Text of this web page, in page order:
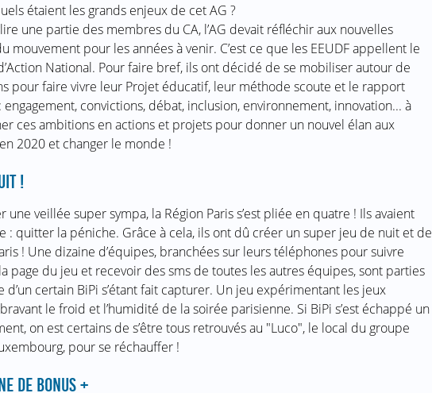
étaient les grands enjeux de cet AG ?
une partie des membres du CA, l’AG devait réfléchir aux nouvelles
mouvement pour les années à venir. C’est ce que les EEUDF appellent le
National. Pour faire bref, ils ont décidé de se mobiliser autour de
pour faire vivre leur Projet éducatif, leur méthode scoute et le rapport
engagement, convictions, débat, inclusion, environnement, innovation... à
ces ambitions en actions et projets pour donner un nouvel élan aux
2020 et changer le monde !
!
une veillée super sympa, la Région Paris s’est pliée en quatre ! Ils avaient
: quitter la péniche. Grâce à cela, ils ont dû créer un super jeu de nuit et de
! Une dizaine d’équipes, branchées sur leurs téléphones pour suivre
page du jeu et recevoir des sms de toutes les autres équipes, sont parties
d’un certain BiPi s’étant fait capturer. Un jeu expérimentant les jeux
le froid et l’humidité de la soirée parisienne. Si BiPi s’est échappé un
on est certains de s’être tous retrouvés au "Luco", le local du groupe
pour se réchauffer !
DE BONUS +